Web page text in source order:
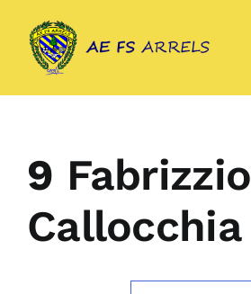
content
9 Fabrizzio
Callocchia